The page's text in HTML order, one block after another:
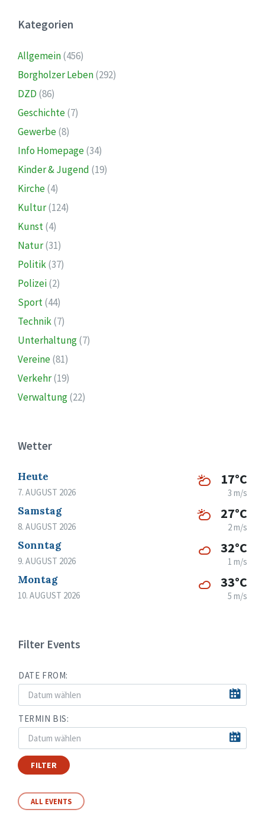
Kategorien
Allgemein(456)
Borgholzer Leben(292)
DZD (86)
Geschichte(7)
Gewerbe(8)
Info Homepage(34)
Kinder & Jugend (19)
Kirche(4)
Kultur(124)
Kunst(4)
Natur(31)
Politik(37)
Polizei(2)
Sport(44)
Technik(7)
Unterhaltung(7)
Vereine(81)
Verkehr(19)
Verwaltung(22)
Wetter
Heute
7. AUGUST 2026
17°C
3 m/s
Samstag
8. AUGUST 2026
27°C
2 m/s
Sonntag
9. AUGUST 2026
32°C
1 m/s
Montag
10. AUGUST 2026
33°C
5 m/s
Filter Events
DATE FROM:
TERMIN BIS:
FILTER
ALL EVENTS